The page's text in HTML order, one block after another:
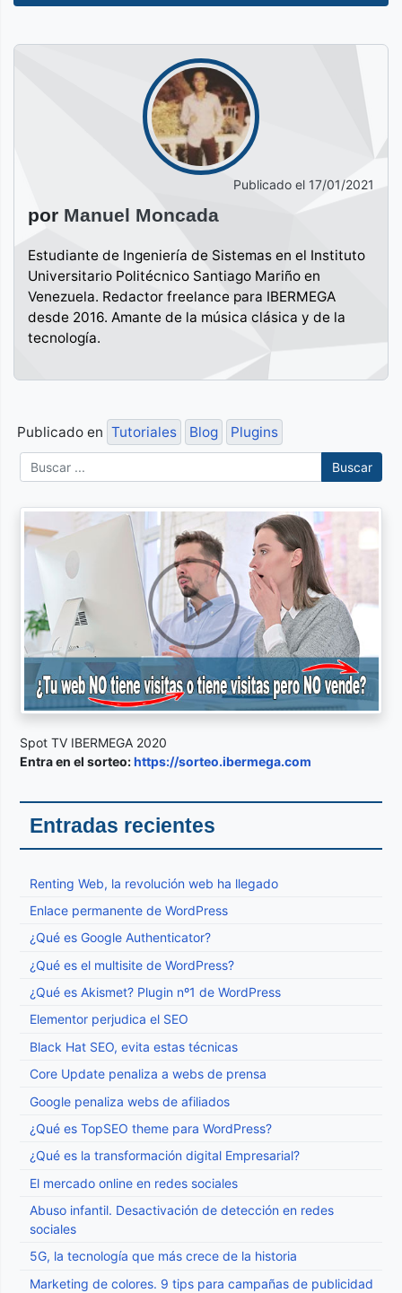
por Manuel Moncada
Publicado el 17/01/2021
Estudiante de Ingeniería de Sistemas en el Instituto
Universitario Politécnico Santiago Mariño en
Venezuela. Redactor freelance para IBERMEGA
desde 2016. Amante de la música clásica y de la
tecnología.
Publicado en Tutoriales Blog Plugins
Buscar
Spot TV IBERMEGA 2020
Entra en el sorteo:https://sorteo.ibermega.com
Entradas recientes
Renting Web, la revolución web ha llegado
Enlace permanente de WordPress
¿Qué es Google Authenticator?
¿Qué es el multisite de WordPress?
¿Qué es Akismet? Plugin nº1 de WordPress
Elementor perjudica el SEO
Black Hat SEO, evita estas técnicas
Core Update penaliza a webs de prensa
Google penaliza webs de afiliados
¿Qué es TopSEO theme para WordPress?
¿Qué es la transformación digital Empresarial?
El mercado online en redes sociales
Abuso infantil. Desactivación de detección en redes
sociales
5G, la tecnología que más crece de la historia
Marketing de colores. 9 tips para campañas de publicidad